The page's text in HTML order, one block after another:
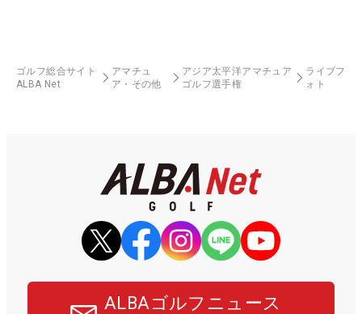
ゴルフ総合サイト
ALBA Net
アマチュ
ア・その他
アジア太平洋アマチュア
ゴルフ選手権
ライブフ
ォト
ALBAゴルフニュース